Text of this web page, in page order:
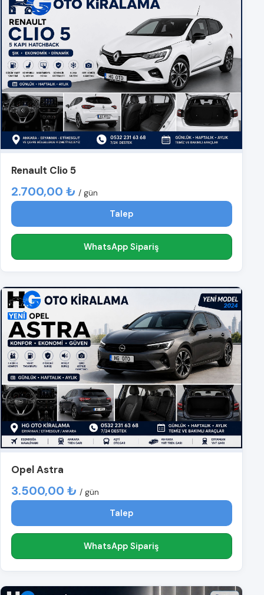
Renault Clio 5
2.700,00 ₺ / gün
Talep
WhatsApp Sipariş
Opel Astra
3.500,00 ₺ / gün
Talep
WhatsApp Sipariş